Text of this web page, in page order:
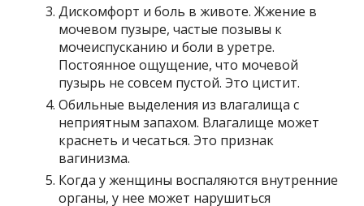
Дискомфорт и боль в животе. Жжение в
мочевом пузыре, частые позывы к
мочеиспусканию и боли в уретре.
Постоянное ощущение, что мочевой
пузырь не совсем пустой. Это цистит.
Обильные выделения из влагалища с
неприятным запахом. Влагалище может
краснеть и чесаться. Это признак
вагинизма.
Когда у женщины воспаляются внутренние
органы, у нее может нарушиться